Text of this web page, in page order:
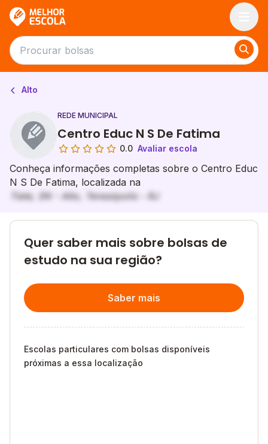
Alto
REDE MUNICIPAL
Centro Educ N S De Fatima
0.0 Avaliar escola
Conheça informações completas sobre o Centro Educ
N S De Fatima, localizada na
Tiete, SN - Alto, Teresópolis - RJ
Quer saber mais sobre bolsas de
estudo na sua região?
Saber mais
Escolas particulares com bolsas disponíveis
próximas a essa localização